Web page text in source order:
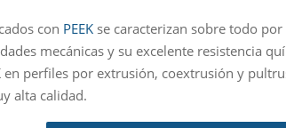
con PEEK se caracterizan sobre todo
mecánicas y su excelente resistencia
en perfiles por extrusión, coextrusión y
alta calidad.